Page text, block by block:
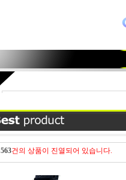
563건의 상품이 진열되어 있습니다.